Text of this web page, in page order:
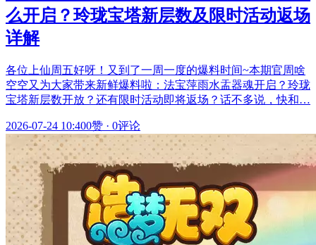
么开启？玲珑宝塔新层数及限时活动返场
详解
各位上仙周五好呀！又到了一周一度的爆料时间~本期官周啥
空空又为大家带来新鲜爆料啦：法宝萍雨水盂器魂开启？玲珑
宝塔新层数开放？还有限时活动即将返场？话不多说，快和…
2026-07-24 10:400赞 · 0评论